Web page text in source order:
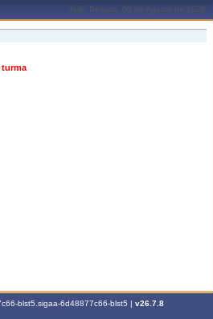
João Pessoa, 05 de Agosto de 2026
turma
blst5.sigaa-6d48877c66-blst5 | v26.7.8